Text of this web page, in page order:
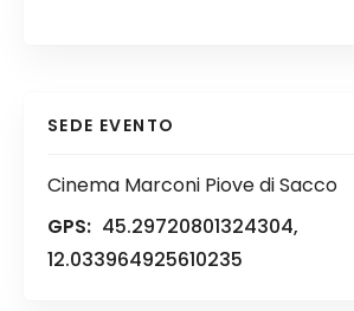
SEDE EVENTO
Cinema Marconi Piove di Sacco
GPS: 45.29720801324304,
12.033964925610235